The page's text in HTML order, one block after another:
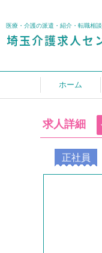
医療・介護の派遣・紹介・転職相談
ホーム
求人詳細
正社員